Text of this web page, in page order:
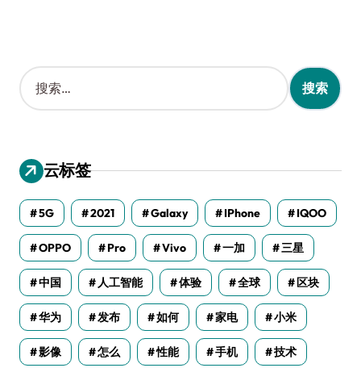
搜
索
：
云标签
5G 2021 Galaxy IPhone IQOO
OPPO Pro Vivo 一加 三星
中国 人工智能 体验 全球 区块
华为 发布 如何 家电 小米
影像 怎么 性能 手机 技术